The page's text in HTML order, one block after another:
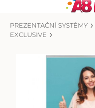
PREZENTAČNÍ SYSTÉMY
EXCLUSIVE